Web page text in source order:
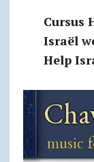
Cursus
Israël
Help